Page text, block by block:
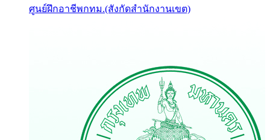
ศูนย์ฝึกอาชีพกทม.(สังกัดสำนักงานเขต)